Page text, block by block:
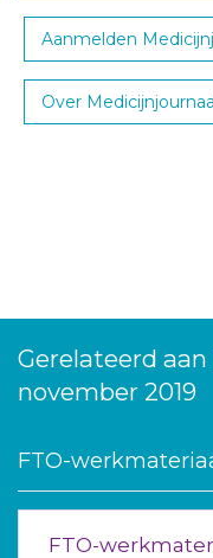
Aanmelden
Over
Gerelateerd
november 2019
FTO-
FTO-